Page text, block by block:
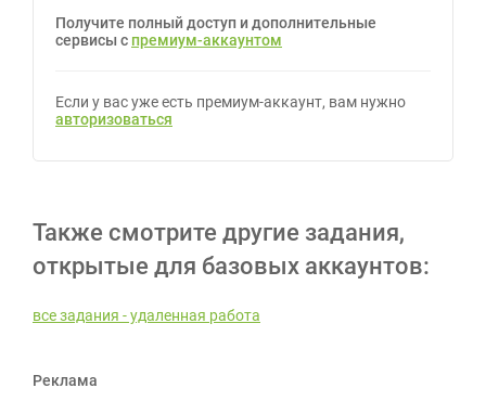
Получите полный доступ и дополнительные
сервисы с премиум-аккаунтом
Если у вас уже есть премиум-аккаунт, вам нужно
авторизоваться
Также смотрите другие задания,
открытые для базовых аккаунтов:
все задания - удаленная работа
Реклама